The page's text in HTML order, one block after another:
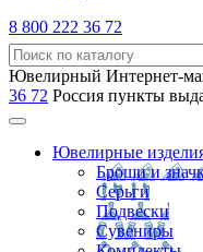
8 800 222 36 72
Ювелирный Интернет-
36 72 Россия пункты
Ювелирные
Броши и
Серьги
Подвески
Сувениры